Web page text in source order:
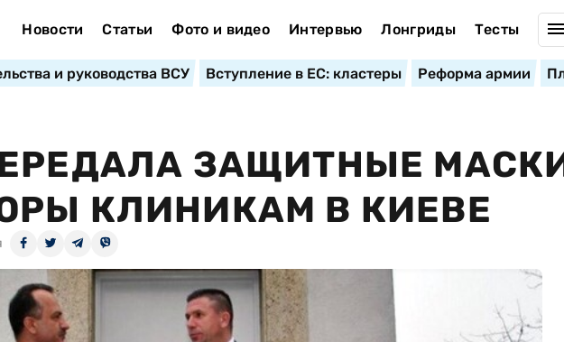
Новости Статьи Фото и видео Интервью Лонгриды Тесты
и руководства ВСУ Вступление в ЕС: кластеры Реформа армии
ЗАЩИТНЫЕ
КЛИНИКАМ В КИЕВЕ